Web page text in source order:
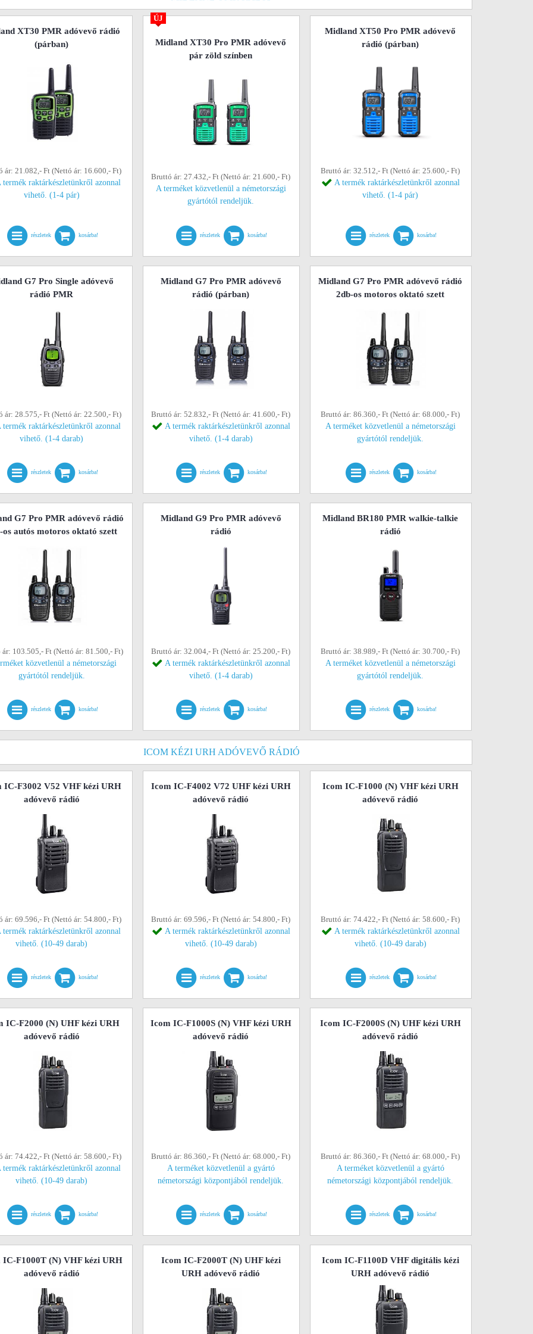
XT30 PMR adóvevő rádió
(párban)
ár: 21.082,- Ft (Nettó ár: 16.600,- Ft)
termék raktárkészletünkről azonnal
vihető. (1-4 pár)
részletek kosárba!
ÚJ
Midland XT30 Pro PMR adóvevő
pár zöld színben
Bruttó ár: 27.432,- Ft (Nettó ár: 21.600,- Ft)
A terméket közvetlenül a németországi
gyártótól rendeljük.
részletek kosárba!
Midland XT50 Pro PMR adóvevő
rádió (párban)
Bruttó ár: 32.512,- Ft (Nettó ár: 25.600,- Ft)
A termék raktárkészletünkről azonnal
vihető. (1-4 pár)
részletek kosárba!
G7 Pro Single adóvevő
rádió PMR
ár: 28.575,- Ft (Nettó ár: 22.500,- Ft)
termék raktárkészletünkről azonnal
vihető. (1-4 darab)
részletek kosárba!
Midland G7 Pro PMR adóvevő
rádió (párban)
Bruttó ár: 52.832,- Ft (Nettó ár: 41.600,- Ft)
A termék raktárkészletünkről azonnal
vihető. (1-4 darab)
részletek kosárba!
Midland G7 Pro PMR adóvevő rádió
2db-os motoros oktató szett
Bruttó ár: 86.360,- Ft (Nettó ár: 68.000,- Ft)
A terméket közvetlenül a németországi
gyártótól rendeljük.
részletek kosárba!
G7 Pro PMR adóvevő rádió
os autós motoros oktató szett
103.505,- Ft (Nettó ár: 81.500,- Ft)
közvetlenül a németországi
gyártótól rendeljük.
részletek kosárba!
Midland G9 Pro PMR adóvevő
rádió
Bruttó ár: 32.004,- Ft (Nettó ár: 25.200,- Ft)
A termék raktárkészletünkről azonnal
vihető. (1-4 darab)
részletek kosárba!
Midland BR180 PMR walkie-talkie
rádió
Bruttó ár: 38.989,- Ft (Nettó ár: 30.700,- Ft)
A terméket közvetlenül a németországi
gyártótól rendeljük.
részletek kosárba!
ICOM KÉZI URH ADÓVEVŐ RÁDIÓ
IC-F3002 V52 VHF kézi URH
adóvevő rádió
ár: 69.596,- Ft (Nettó ár: 54.800,- Ft)
termék raktárkészletünkről azonnal
vihető. (10-49 darab)
részletek kosárba!
Icom IC-F4002 V72 UHF kézi URH
adóvevő rádió
Bruttó ár: 69.596,- Ft (Nettó ár: 54.800,- Ft)
A termék raktárkészletünkről azonnal
vihető. (10-49 darab)
részletek kosárba!
Icom IC-F1000 (N) VHF kézi URH
adóvevő rádió
Bruttó ár: 74.422,- Ft (Nettó ár: 58.600,- Ft)
A termék raktárkészletünkről azonnal
vihető. (10-49 darab)
részletek kosárba!
IC-F2000 (N) UHF kézi URH
adóvevő rádió
ár: 74.422,- Ft (Nettó ár: 58.600,- Ft)
termék raktárkészletünkről azonnal
vihető. (10-49 darab)
részletek kosárba!
Icom IC-F1000S (N) VHF kézi URH
adóvevő rádió
Bruttó ár: 86.360,- Ft (Nettó ár: 68.000,- Ft)
A terméket közvetlenül a gyártó
németországi központjából rendeljük.
részletek kosárba!
Icom IC-F2000S (N) UHF kézi URH
adóvevő rádió
Bruttó ár: 86.360,- Ft (Nettó ár: 68.000,- Ft)
A terméket közvetlenül a gyártó
németországi központjából rendeljük.
részletek kosárba!
IC-F1000T (N) VHF kézi URH
adóvevő rádió
Icom IC-F2000T (N) UHF kézi
URH adóvevő rádió
Icom IC-F1100D VHF digitális kézi
URH adóvevő rádió